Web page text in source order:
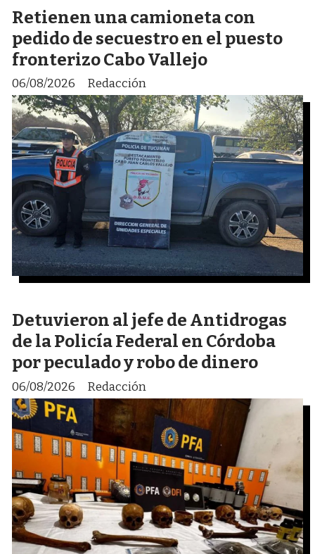
Retienen una camioneta con
pedido de secuestro en el puesto
fronterizo Cabo Vallejo
Redacción
06/08/2026
Detuvieron al jefe de Antidrogas
de la Policía Federal en Córdoba
por peculado y robo de dinero
Redacción
06/08/2026